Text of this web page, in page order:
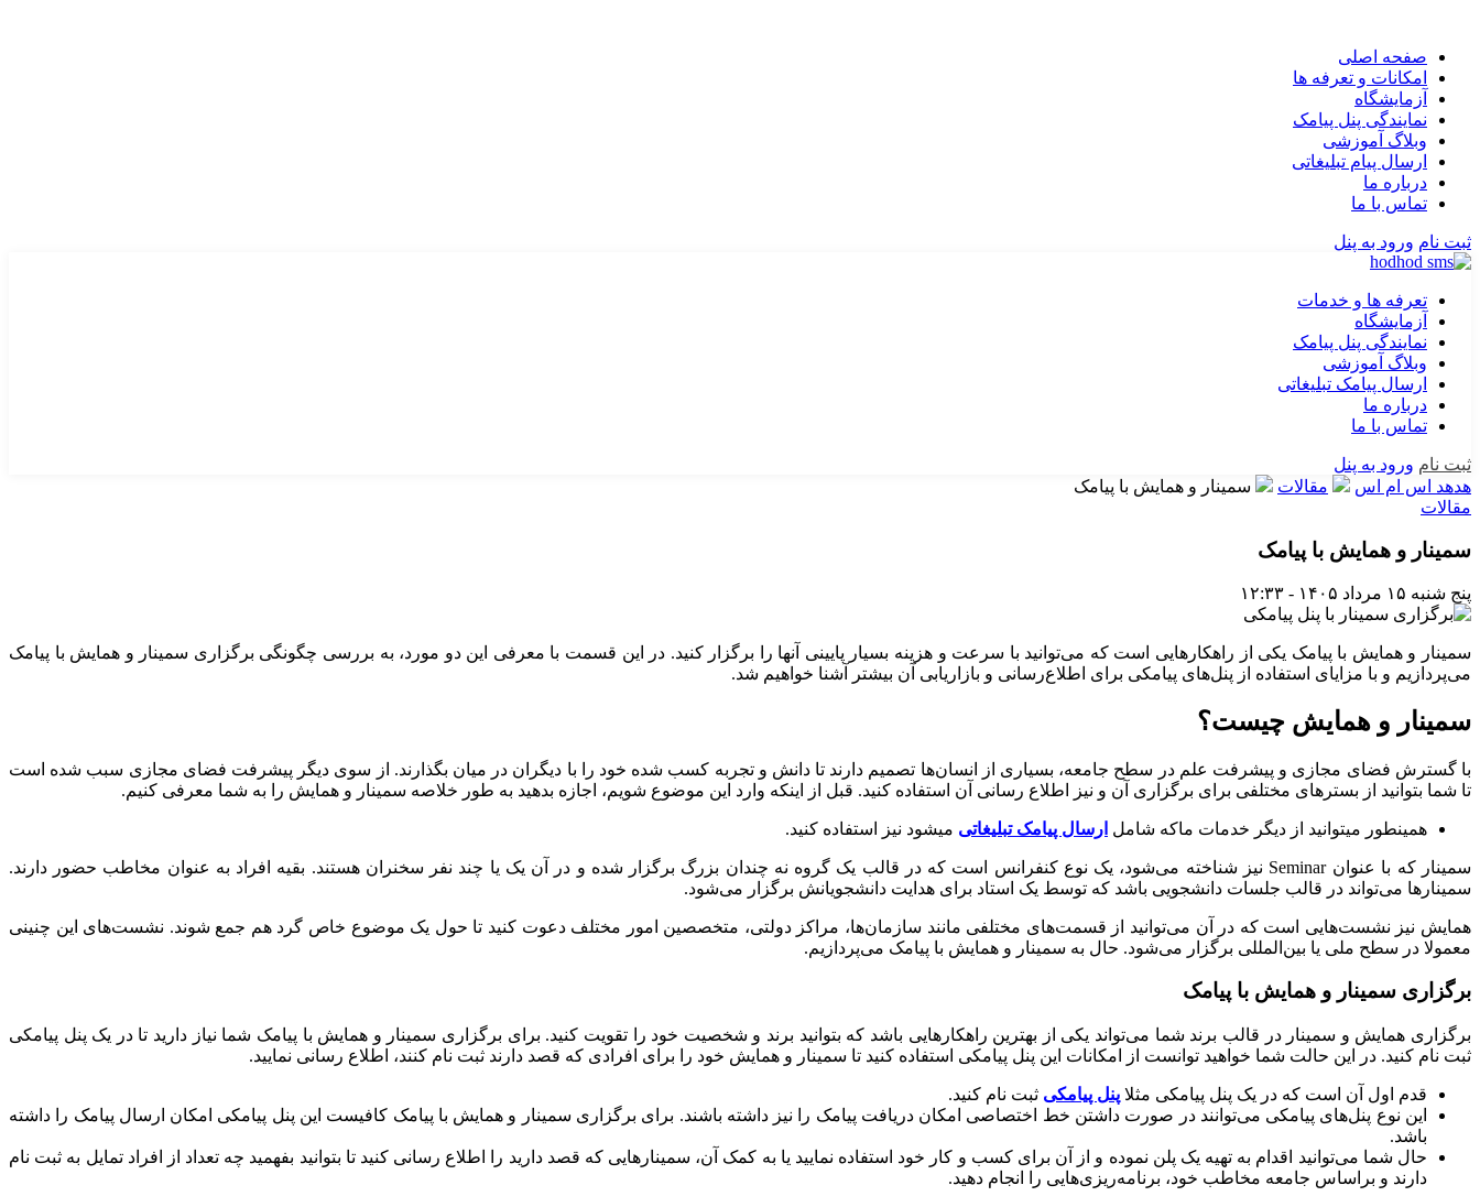
صفحه اصلی
امکانات و تعرفه ها
آزمایشگاه
نمایندگی پنل پیامک
وبلاگ آموزشی
ارسال پیام تبلیغاتی
درباره ما
تماس با ما
ثبت نام ورود به پنل
تعرفه ها و خدمات
آزمایشگاه
نمایندگی پنل پیامک
وبلاگ آموزشی
ارسال پیامک تبلیغاتی
درباره ما
تماس با ما
ثبت نام ورود به پنل
هدهد اس ام اس
مقالات
سمینار و همایش با پیامک
مقالات
سمینار و همایش با پیامک
پنج شنبه ۱۵ مرداد ۱۴۰۵ - ۱۲:۳۳
سمینار و همایش با پیامک یکی از راهکارهایی است که می‌توانید با سرعت و هزینه بسیار پایینی آنها را برگزار کنید. در این قسمت با معرفی این دو مورد، به بررسی چگونگی برگزاری سمینار و همایش با پیامک
می‌پردازیم و با مزایای استفاده از پنل‌های پیامکی برای اطلاع‌رسانی و بازاریابی آن بیشتر آشنا خواهیم شد.
سمینار و همایش چیست؟
با گسترش فضای مجازی و پیشرفت علم در سطح جامعه، بسیاری از انسان‌ها تصمیم دارند تا دانش و تجربه کسب شده خود را با دیگران در میان بگذارند. از سوی دیگر پیشرفت فضای مجازی سبب شده است
تا شما بتوانید از بسترهای مختلفی برای برگزاری آن و نیز اطلاع رسانی آن استفاده کنید. قبل از اینکه وارد این موضوع شویم، اجازه بدهید به طور خلاصه سمینار و همایش را به شما معرفی کنیم.
همینطور میتوانید از دیگر خدمات ماکه شامل ارسال پیامک تبلیغاتی میشود نیز استفاده کنید.
سمینار که با عنوان Seminar نیز شناخته می‌شود، یک نوع کنفرانس است که در قالب یک گروه نه چندان بزرگ برگزار شده و در آن یک یا چند نفر سخنران هستند. بقیه افراد به عنوان مخاطب حضور دارند.
سمینارها می‌تواند در قالب جلسات دانشجویی باشد که توسط یک استاد برای هدایت دانشجویانش برگزار می‌شود.
همایش نیز نشست‌هایی است که در آن می‌توانید از قسمت‌های مختلفی مانند سازمان‌ها، مراکز دولتی، متخصصین امور مختلف دعوت کنید تا حول یک موضوع خاص گرد هم جمع شوند. نشست‌های این چنینی
معمولا در سطح ملی یا بین‌المللی برگزار می‌شود. حال به سمینار و همایش با پیامک می‌پردازیم.
برگزاری سمینار و همایش با پیامک
برگزاری همایش و سمینار در قالب برند شما می‌تواند یکی از بهترین راهکارهایی باشد که بتوانید برند و شخصیت خود را تقویت کنید. برای برگزاری سمینار و همایش با پیامک شما نیاز دارید تا در یک پنل پیامکی
ثبت نام کنید. در این حالت شما خواهید توانست از امکانات این پنل پیامکی استفاده کنید تا سمینار و همایش خود را برای افرادی که قصد دارند ثبت نام کنند، اطلاع رسانی نمایید.
قدم اول آن است که در یک پنل پیامکی مثلا پنل پیامکی ثبت نام کنید.
این نوع پنل‌های پیامکی می‌توانند در صورت داشتن خط اختصاصی امکان دریافت پیامک را نیز داشته باشند. برای برگزاری سمینار و همایش با پیامک کافیست این پنل پیامکی امکان ارسال پیامک را داشته
باشد.
حال شما می‌توانید اقدام به تهیه یک پلن نموده و از آن برای کسب و کار خود استفاده نمایید یا به کمک آن، سمینارهایی که قصد دارید را اطلاع رسانی کنید تا بتوانید بفهمید چه تعداد از افراد تمایل به ثبت نام
دارند و براساس جامعه مخاطب خود، برنامه‌ریزی‌هایی را انجام دهید.